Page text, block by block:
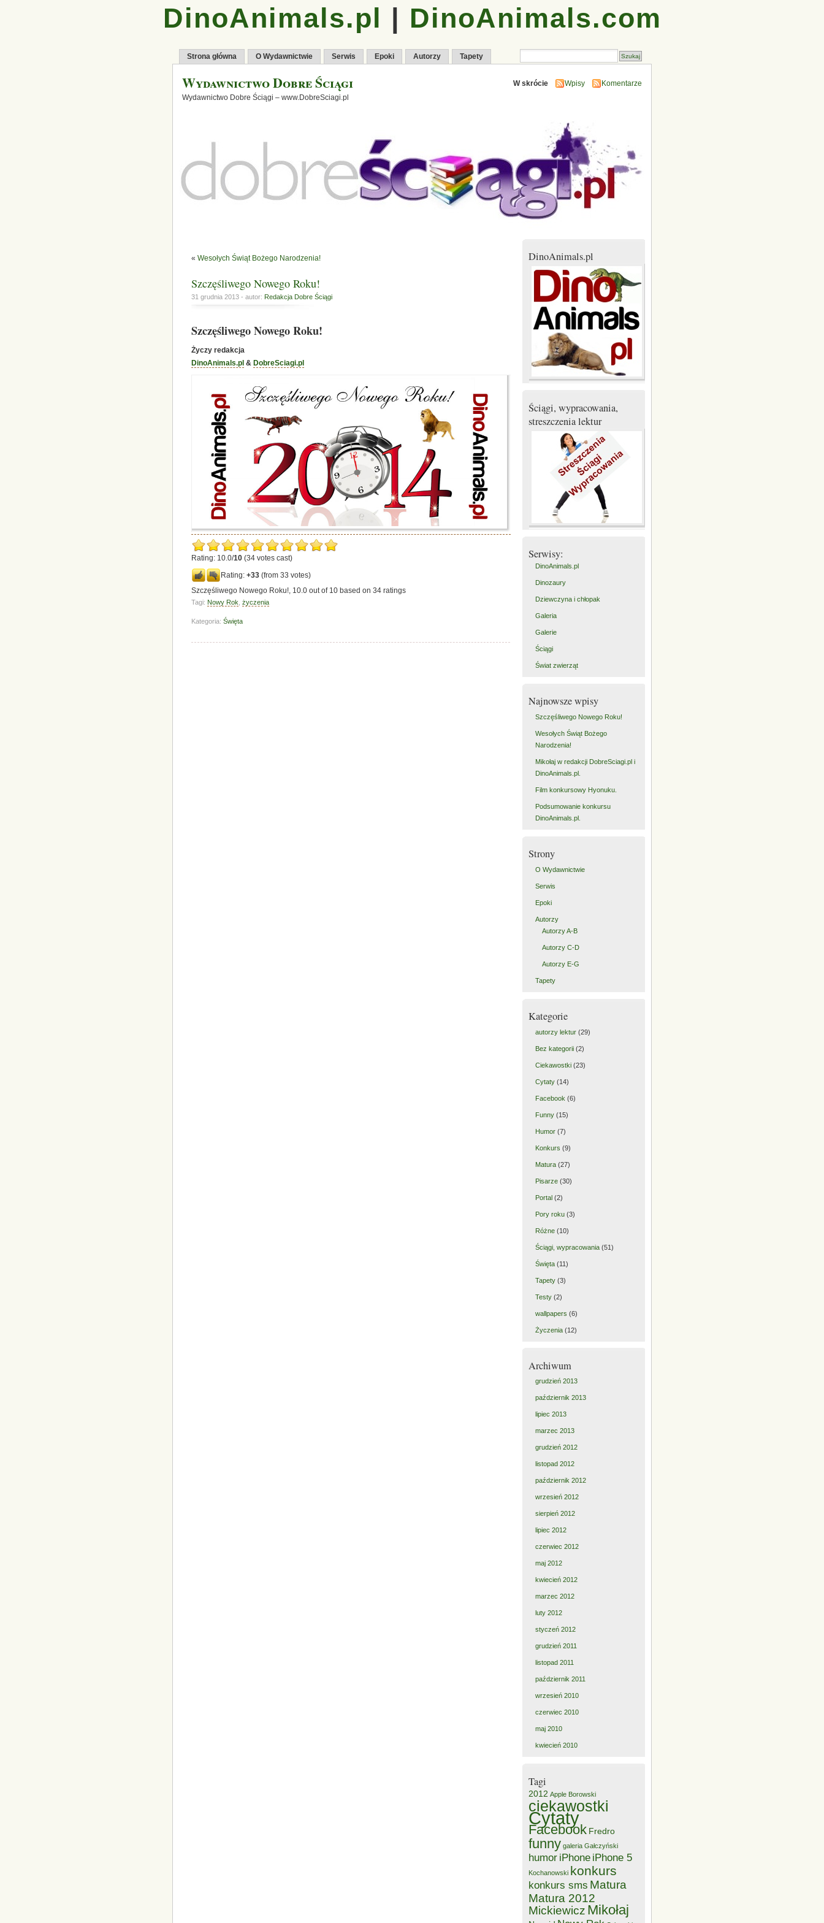
DinoAnimals.pl | DinoAnimals.com
Strona główna O Wydawnictwie Serwis Epoki Autorzy Tapety
Wydawnictwo Dobre Ściągi
Wydawnictwo Dobre Ściągi – www.DobreSciagi.pl
W skrócie Wpisy Komentarze
« Wesołych Świąt Bożego Narodzenia!
Szczęśliwego Nowego Roku!
31 grudnia 2013 - autor: Redakcja Dobre Ściągi
Szczęśliwego Nowego Roku!
Życzy redakcja
DinoAnimals.pl & DobreSciagi.pl
Rating: 10.0/10 (34 votes cast)
Rating: +33 (from 33 votes)
Szczęśliwego Nowego Roku! 10.0 out of 10 based on 34 ratings
Tagi: Nowy Rok życzenia
Kategoria: Święta
DinoAnimals.pl
Ściągi, wypracowania,
streszczenia lektur
Serwisy:
DinoAnimals.pl
Dinozaury
Dziewczyna i chłopak
Galeria
Galerie
Ściągi
Świat zwierząt
Najnowsze wpisy
Szczęśliwego Nowego Roku!
Wesołych Świąt Bożego
Narodzenia!
Mikołaj w redakcji DobreSciagi.pl i
DinoAnimals.pl.
Film konkursowy Hyonuku.
Podsumowanie konkursu
DinoAnimals.pl.
Strony
O Wydawnictwie
Serwis
Epoki
Autorzy
Autorzy A-B
Autorzy C-D
Autorzy E-G
Tapety
Kategorie
autorzy lektur(29)
Bez kategorii(2)
Ciekawostki(23)
Cytaty(14)
Facebook (6)
Funny(15)
Humor(7)
Konkurs (9)
Matura(27)
Pisarze(30)
Portal(2)
Pory roku(3)
Różne(10)
Ściągi, wypracowania(51)
Święta(11)
Tapety(3)
Testy(2)
wallpapers (6)
Życzenia(12)
Archiwum
grudzień 2013
październik 2013
lipiec 2013
marzec 2013
grudzień 2012
listopad 2012
październik 2012
wrzesień 2012
sierpień 2012
lipiec 2012
czerwiec 2012
maj 2012
kwiecień 2012
marzec 2012
luty 2012
styczeń 2012
grudzień 2011
listopad 2011
październik 2011
wrzesień 2010
czerwiec 2010
maj 2010
kwiecień 2010
Tagi
2012 Apple Borowski
ciekawostki
Cytaty
Facebook Fredro
funny galeria Gałczyński
humor iPhone iPhone 5
Kochanowski konkurs
konkurs sms Matura
Matura 2012
Mickiewicz Mikołaj